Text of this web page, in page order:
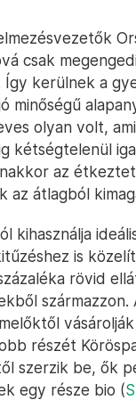
csak
Így kerülnek a
minőségű
olyan volt,
kétségtelenül
az
az átlagból
kihasználja
is
rövid
részét
szerzik be, ők
egy része bio (